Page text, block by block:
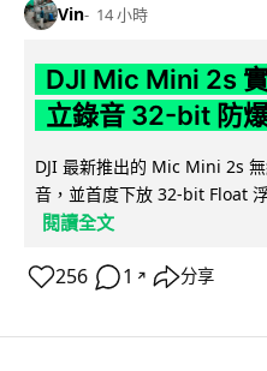
Vin 14 小時
DJI Mic Mini 2s
立錄音 32-bit 防
DJI 最新推出的 Mic Mini 2s
音，並首度下放 32-bit Float
閱讀全文
256 1 ↗ 分享